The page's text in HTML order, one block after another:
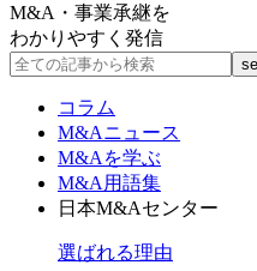
M&A・事業承継を
わかりやすく発信
コラム
M&Aニュース
M&Aを学ぶ
M&A用語集
日本M&Aセンター
選ばれる理由